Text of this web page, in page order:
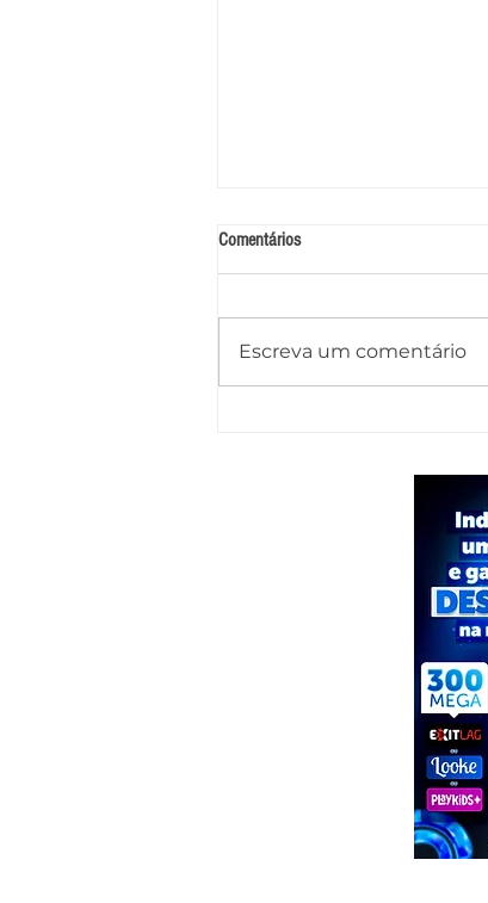
empreendedores com busca por
Comentários
Escreva um comentário